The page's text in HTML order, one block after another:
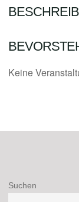
Keine
Suchen